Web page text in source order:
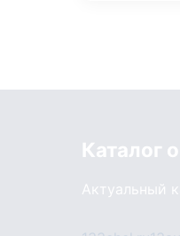
Каталог
Актуальный